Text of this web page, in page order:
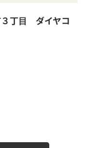
３丁目 ダイヤコ